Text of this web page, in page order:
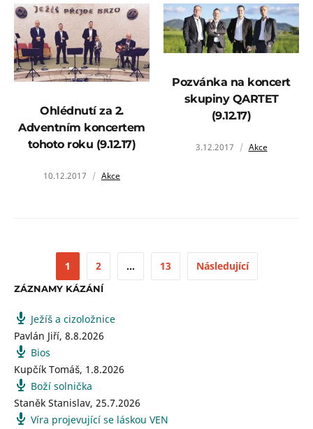
Ohlédnutí za 2.
Adventním koncertem
tohoto roku (9.12.17)
10.12.2017 Akce
Pozvánka na koncert
skupiny QARTET
(9.12.17)
3.12.2017 Akce
1 2 … 13 Následující
ZÁZNAMY KÁZÁNÍ
Ježíš a cizoložnice
Pavlán Jiří, 8.8.2026
Bios
Kupčík Tomáš, 1.8.2026
Boží solnička
Staněk Stanislav, 25.7.2026
Víra projevující se láskou VEN